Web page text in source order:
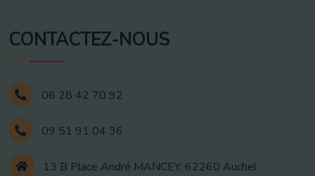
CONTACTEZ-NOUS
06 28 42 70 92
09 51 91 04 36
13 B Place André MANCEY, 62260 Auchel